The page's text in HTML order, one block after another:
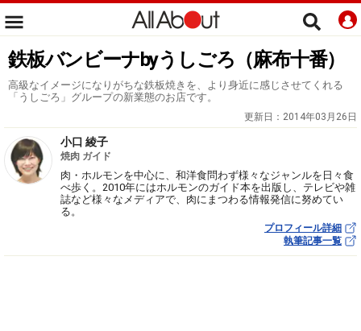
鉄板バンビーナbyうしごろ（麻布十番）
高級なイメージになりがちな鉄板焼きを、より身近に感じさせてくれる
「うしごろ」グループの新業態のお店です。
更新日： 2014年03月26日
小口 綾子
焼肉 ガイド
肉・ホルモンを中心に、和洋食問わず様々なジャンルを日々食
べ歩く。2010年にはホルモンのガイド本を出版し、テレビや雑
誌など様々なメディアで、肉にまつわる情報発信に努めてい
る。
プロフィール詳細
執筆記事一覧